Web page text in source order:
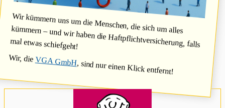
Wir kümmern uns um die Menschen, die sich um alles
kümmern – und wir haben die Haftpflichtversicherung, falls
mal etwas schiefgeht!
Wir, dieVGA GmbH, sind nur einen Klick entfernt!